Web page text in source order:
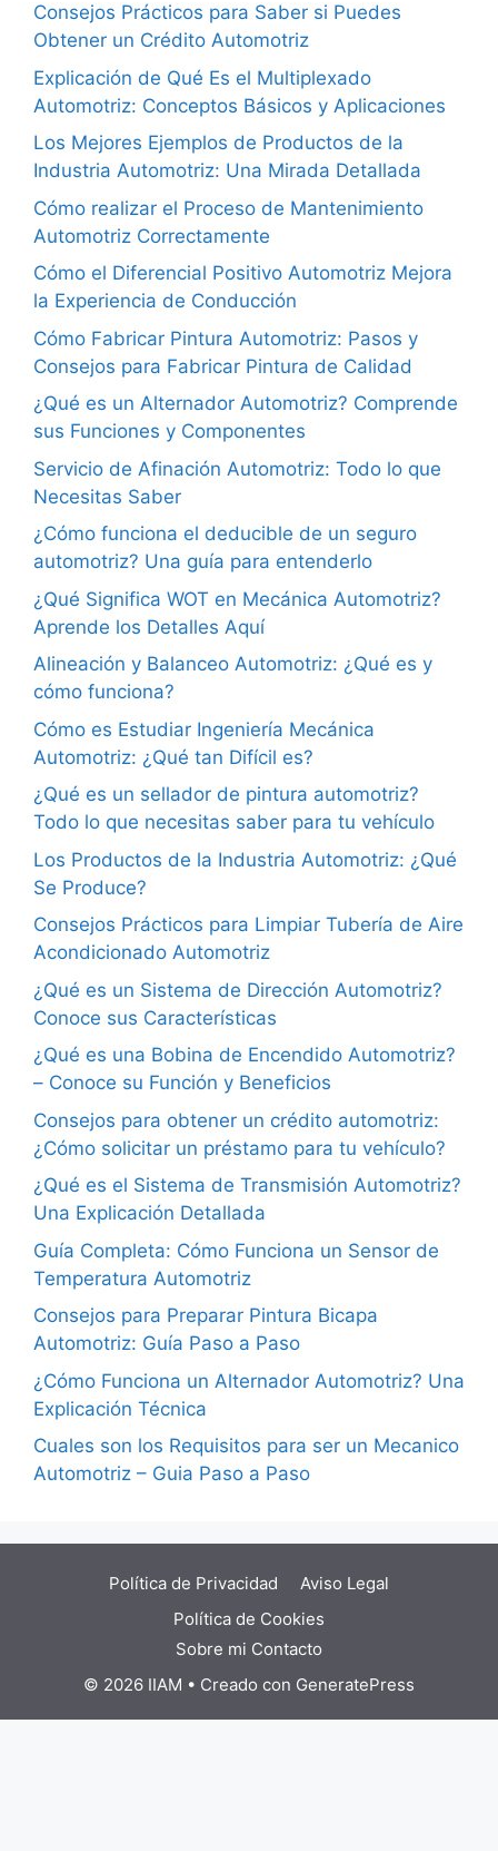
Consejos Prácticos para Saber si Puedes
Obtener un Crédito Automotriz
Explicación de Qué Es el Multiplexado
Automotriz: Conceptos Básicos y Aplicaciones
Los Mejores Ejemplos de Productos de la
Industria Automotriz: Una Mirada Detallada
Cómo realizar el Proceso de Mantenimiento
Automotriz Correctamente
Cómo el Diferencial Positivo Automotriz Mejora
la Experiencia de Conducción
Cómo Fabricar Pintura Automotriz: Pasos y
Consejos para Fabricar Pintura de Calidad
¿Qué es un Alternador Automotriz? Comprende
sus Funciones y Componentes
Servicio de Afinación Automotriz: Todo lo que
Necesitas Saber
¿Cómo funciona el deducible de un seguro
automotriz? Una guía para entenderlo
¿Qué Significa WOT en Mecánica Automotriz?
Aprende los Detalles Aquí
Alineación y Balanceo Automotriz: ¿Qué es y
cómo funciona?
Cómo es Estudiar Ingeniería Mecánica
Automotriz: ¿Qué tan Difícil es?
¿Qué es un sellador de pintura automotriz?
Todo lo que necesitas saber para tu vehículo
Los Productos de la Industria Automotriz: ¿Qué
Se Produce?
Consejos Prácticos para Limpiar Tubería de Aire
Acondicionado Automotriz
¿Qué es un Sistema de Dirección Automotriz?
Conoce sus Características
¿Qué es una Bobina de Encendido Automotriz?
– Conoce su Función y Beneficios
Consejos para obtener un crédito automotriz:
¿Cómo solicitar un préstamo para tu vehículo?
¿Qué es el Sistema de Transmisión Automotriz?
Una Explicación Detallada
Guía Completa: Cómo Funciona un Sensor de
Temperatura Automotriz
Consejos para Preparar Pintura Bicapa
Automotriz: Guía Paso a Paso
¿Cómo Funciona un Alternador Automotriz? Una
Explicación Técnica
Cuales son los Requisitos para ser un Mecanico
Automotriz – Guia Paso a Paso
Política de Privacidad
Aviso Legal
Política de Cookies
Sobre mi Contacto
© 2026 IIAM • Creado con GeneratePress